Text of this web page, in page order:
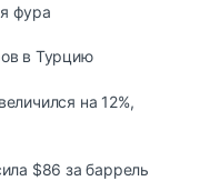
фура
в Турцию
на 12%,
$86 за баррель